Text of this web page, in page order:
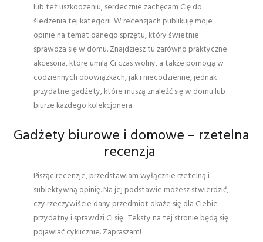
lub też uszkodzeniu, serdecznie zachęcam Cię do
śledzenia tej kategorii. W recenzjach publikuję moje
opinie na temat danego sprzętu, który świetnie
sprawdza się w domu. Znajdziesz tu zarówno praktyczne
akcesoria, które umilą Ci czas wolny, a także pomogą w
codziennych obowiązkach, jak i niecodzienne, jednak
przydatne gadżety, które muszą znaleźć się w domu lub
biurze każdego kolekcjonera.
Gadżety biurowe i domowe – rzetelna
recenzja
Pisząc recenzje, przedstawiam wyłącznie rzetelną i
subiektywną opinię. Na jej podstawie możesz stwierdzić,
czy rzeczywiście dany przedmiot okaże się dla Ciebie
przydatny i sprawdzi Ci się. Teksty na tej stronie będą się
pojawiać cyklicznie. Zapraszam!